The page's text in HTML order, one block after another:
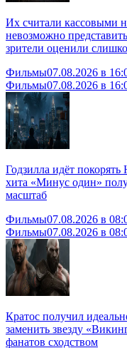
Их считали кассовыми
невозможно
зрители оценили
Фильмы07.08.2026 в
Фильмы07.08.2026 в
Годзилла идёт
хита «Минус один»
масштаб
Фильмы07.08.2026 в
Фильмы07.08.2026 в
Кратос получил
заменить звезду
фанатов сходством